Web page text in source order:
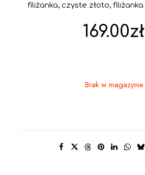
filiżanka, czyste złoto, filiżanka
169.00zł
Brak w magazynie